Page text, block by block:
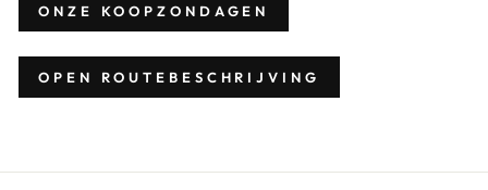
ONZE KOOPZONDAGEN
OPEN ROUTEBESCHRIJVING